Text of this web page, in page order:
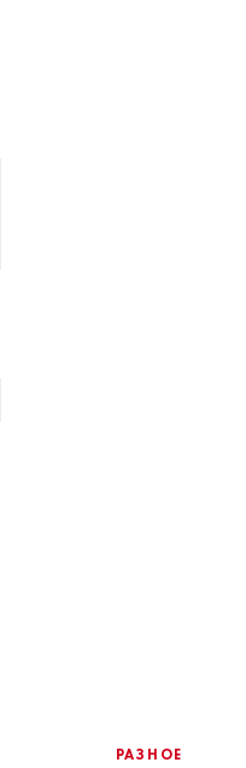
РАЗНОЕ